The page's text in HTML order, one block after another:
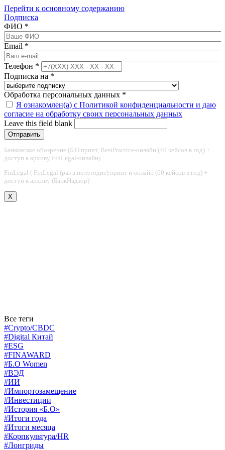
Перейти к основному содержанию
Подписка
ФИО *
Email *
Телефон *
Подписка на *
Обработка персональных данных *
Я ознакомлен(а) с Политикой конфиденциальности и даю
согласие на обработку своих персональных данных
Leave this field blank
Банковское обозрение (Б.О принт, BestPractice-онлайн (40 кейсов в год) +
доступ к архиву FinLegal-онлайн)
FinLegal ( FinLegal (раз в полугодие) принт и онлайн (60 кейсов в год) +
доступ к архиву (БанкНадзор)
X
Все теги
#Crypto/CBDC
#Digital Китай
#ESG
#FINAWARD
#Б.О Women
#ВЭД
#ИИ
#Импортозамещение
#Инвестиции
#История «Б.О»
#Итоги года
#Итоги месяца
#Корпкультура/HR
#Лонгриды